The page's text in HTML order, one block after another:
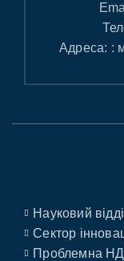
Адреса: :
Науковий
Сектор
Проблемна